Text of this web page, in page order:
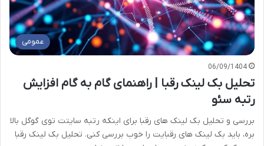
عمومی
06/09/1404
تحلیل بک لینک رقبا | راهنمای گام به گام افزایش
رتبه سئو
بررسی و تحلیل بک لینک های رقبا برای اینکه رتبه سایتت توی گوگل بالا
بره، باید بک لینک های رقبایت را خوب بررسی کنی. تحلیل بک لینک رقبا